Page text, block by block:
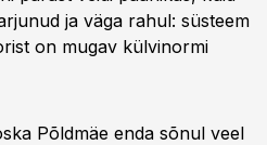
ja väga rahul: süsteem
on mugav külvinormi
Põldmäe enda sõnul veel